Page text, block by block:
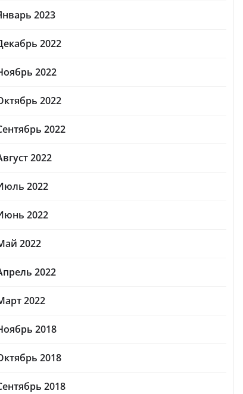
2023
2022
2022
2022
2022
2022
2022
2022
2022
2022
2022
2018
2018
2018